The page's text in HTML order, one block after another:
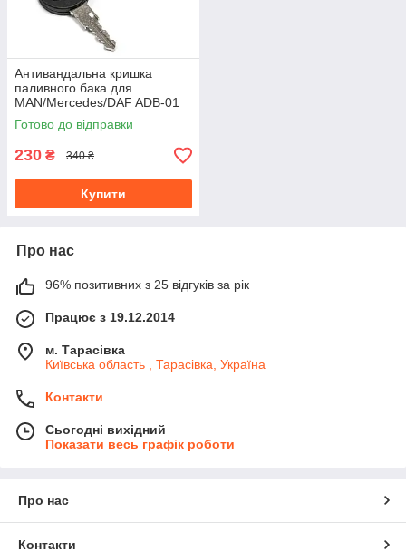
Антивандальна кришка
паливного бака для
MAN/Mercedes/DAF ADB-01
Готово до відправки
230 ₴ 340 ₴
Купити
Про нас
96% позитивних з 25 відгуків за рік
Працює з 19.12.2014
м. Тарасівка
Київська область , Тарасівка, Україна
Контакти
Сьогодні вихідний
Показати весь графік роботи
Про нас
Контакти